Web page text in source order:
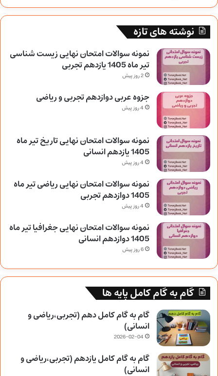
نوشته های تازه
نمونه سوالات امتحان نهایی زیست شناسی
تیر ماه 1405 یازدهم تجربی
2 روز پیش
جزوه عربی دوازدهم تجربی و ریاضی
4 روز پیش
نمونه سوالات امتحان نهایی تاریخ تیر ماه
1405 یازدهم انسانی
4 روز پیش
نمونه سوالات امتحان نهایی ریاضی تیر ماه
1405 دوازدهم تجربی
4 روز پیش
نمونه سوالات امتحان نهایی جغرافیا تیر ماه
1405 دوازدهم انسانی
6 روز پیش
گام به گام کامل پایه ها
گام به گام کامل دهم (تجربی،ریاضی و
انسانی)
2026-02-04
گام به گام کامل یازدهم (تجربی،ریاضی و
انسانی)